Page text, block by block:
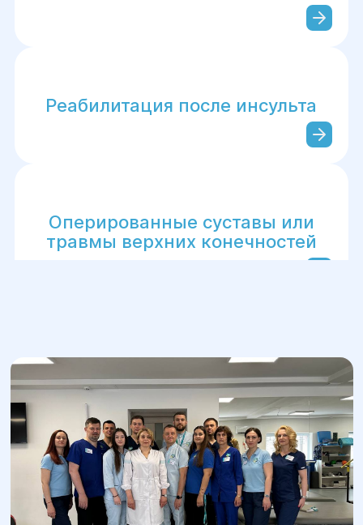
Реабилитация после инсульта
Оперированные суставы или
травмы верхних конечностей
Реабилитация после черепно-
мозговой травмы
Оперированные суставы или
травмы нижних конечностей